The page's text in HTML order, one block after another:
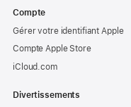
Compte
Gérer votre identifiant Apple
Compte Apple Store
iCloud.com
Divertissements